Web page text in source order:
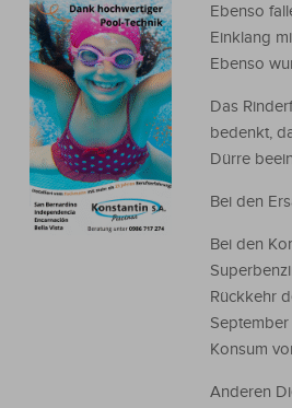
Ebenso
Einklang
Ebenso
Das
bedenkt,
Dürre
Bei den
Bei den
Rückkehr
Konsum
Anderen